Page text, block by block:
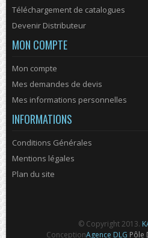
Téléchargement de catalogues
Devenir Distributeur
MON COMPTE
Mon compte
Mes demandes de devis
Mes informations personnelles
INFORMATIONS
Conditions Générales
Mentions légales
Plan du site
© Copyright 2013.
ConceptionAgence DLG Pôle